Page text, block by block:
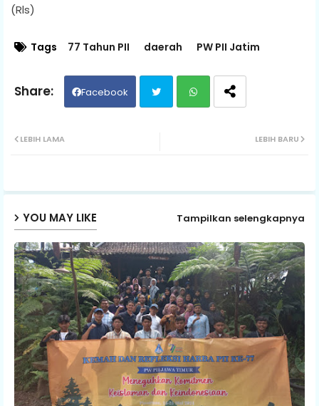
(Rls)
Tags 77 Tahun PII daerah PW PII Jatim
Facebook
ap
p
LEBIH BARU
LEBIH LAMA
YOU MAY LIKE Tampilkan selengkapnya